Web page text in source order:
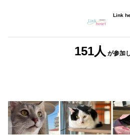
Link
151人 が参加